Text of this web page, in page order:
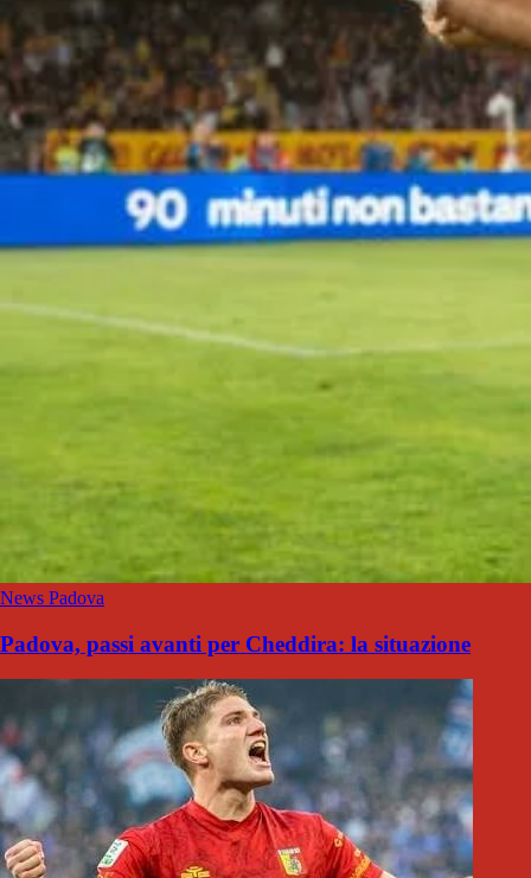
News Padova
Padova, passi avanti per Cheddira: la situazione